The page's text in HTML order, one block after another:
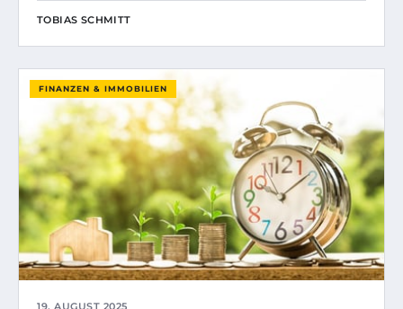
TOBIAS SCHMITT
FINANZEN & IMMOBILIEN
19. AUGUST 2025